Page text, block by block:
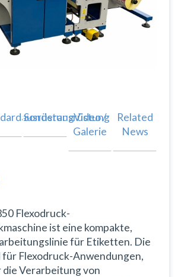
Sonderausrüstung
Video /
Galerie
Related
News
Flexodruck-
ist eine kompakte,
für Etiketten. Die
für Flexodruck-Anwendungen,
die Verarbeitung von